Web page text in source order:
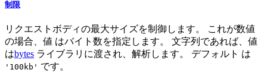
制限
リクエストボディの最大サイズを制御します。 これが数値
の場合、値 はバイト数を指定します。 文字列であれば、値
はbytes ライブラリに渡され、解析します。 デフォルト は
'100kb' です。